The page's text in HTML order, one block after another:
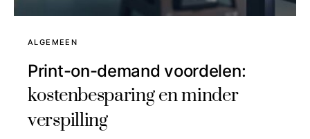
ALGEMEEN
Print-on-demand voordelen:
kostenbesparing en minder
verspilling